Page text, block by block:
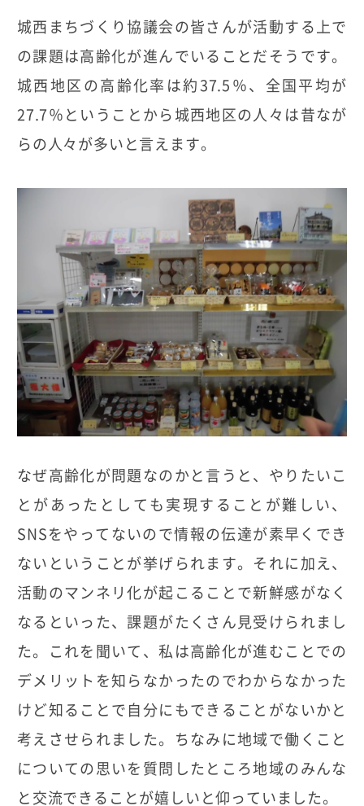
城西まちづくり協議会の皆さんが活動する上で
の課題は高齢化が進んでいることだそうです。
城西地区の高齢化率は約37.5％、全国平均が
27.7％ということから城西地区の人々は昔なが
らの人々が多いと言えます。
なぜ高齢化が問題なのかと言うと、やりたいこ
とがあったとしても実現することが難しい、
SNSをやってないので情報の伝達が素早くでき
ないということが挙げられます。それに加え、
活動のマンネリ化が起こることで新鮮感がなく
なるといった、課題がたくさん見受けられまし
た。これを聞いて、私は高齢化が進むことでの
デメリットを知らなかったのでわからなかった
けど知ることで自分にもできることがないかと
考えさせられました。ちなみに地域で働くこと
についての思いを質問したところ地域のみんな
と交流できることが嬉しいと仰っていました。